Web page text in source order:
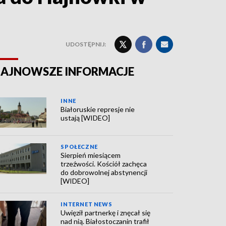
UDOSTĘPNIJ:
INFORMACJE
INNE
Białoruskie represje nie
ustają [WIDEO]
SPOŁECZNE
Sierpień miesiącem
trzeźwości. Kościół zachęca
do dobrowolnej abstynencji
[WIDEO]
INTERNET NEWS
Uwięził partnerkę i znęcał się
nad nią. Białostoczanin trafił